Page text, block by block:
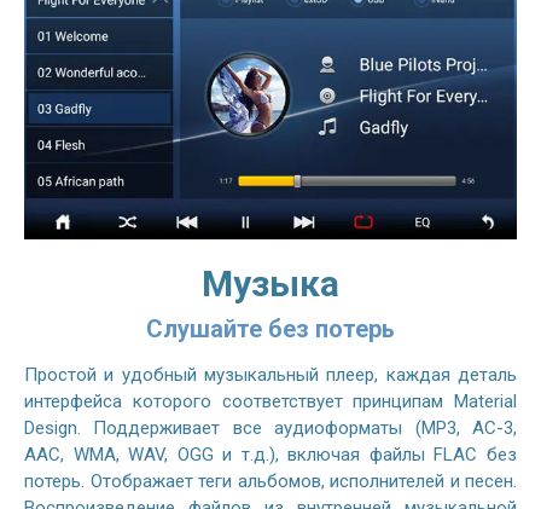
Музыка
Слушайте без потерь
Простой и удобный музыкальный плеер, каждая деталь
интерфейса которого соответствует принципам Material
Design. Поддерживает все аудиоформаты (MP3, AC-3,
AAC, WMA, WAV, OGG и т.д.), включая файлы FLAC без
потерь. Отображает теги альбомов, исполнителей и песен.